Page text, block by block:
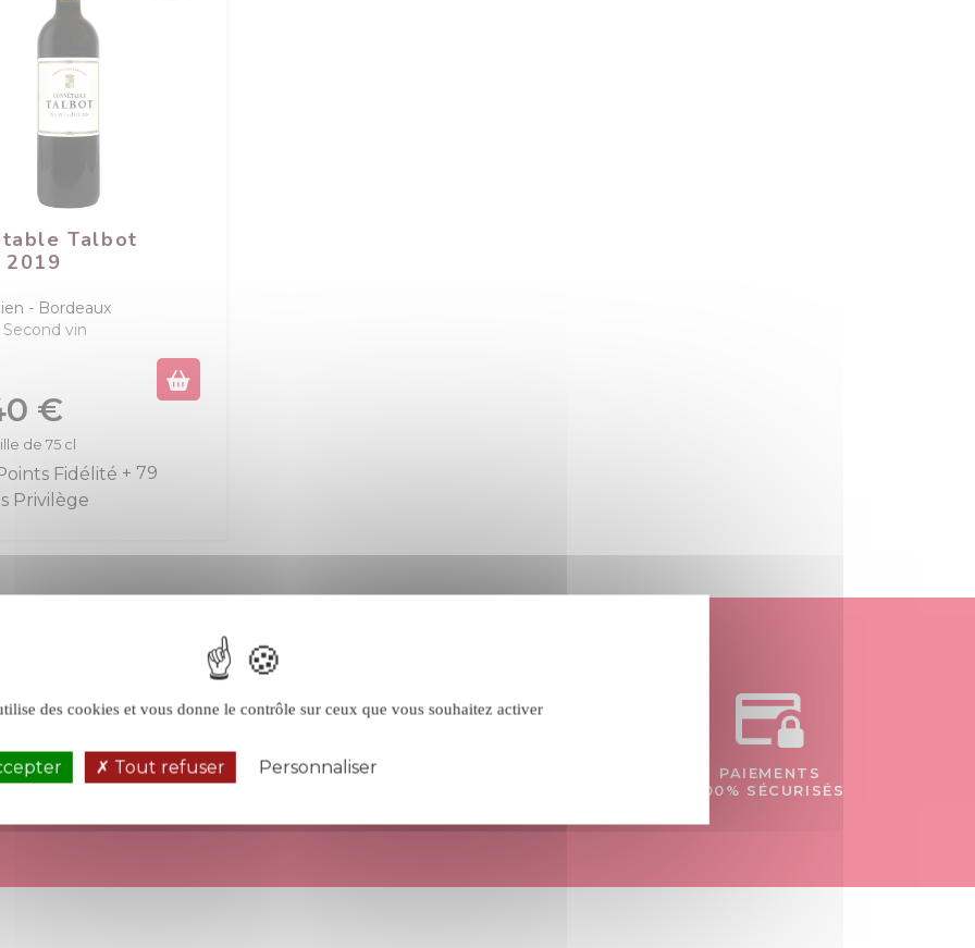
Talbot
2019
Bordeaux
Second vin
€
de 75 cl
+ 79
UNE ÉQUIPE
PAIEMENTS
100% SÉCURISÉS
des cookies et vous donne le contrôle sur ceux que vous souhaitez activer
Tout refuser Personnaliser